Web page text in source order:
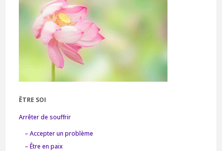
ÊTRE SOI
Arrêter de souffrir
– Accepter un problème
– Être en paix